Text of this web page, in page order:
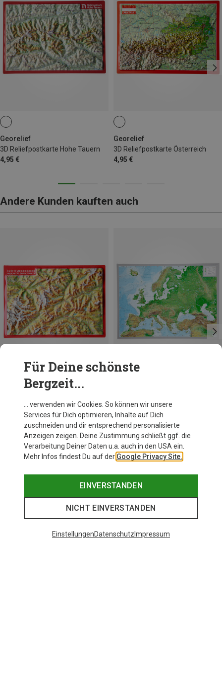
Georelief
3D Reliefpostkarte Hohe Tauern
4,95 €
Georelief
3D Reliefpostkarte Österreich
4,95 €
Andere Kunden kauften auch
Georelief
3D Reliefpostkarte Gotthardregion
Georelief
3D Reliefkarte Europa
19,95 €
Für Deine schönste
Bergzeit...
… verwenden wir Cookies. So können wir unsere
Services für Dich optimieren, Inhalte auf Dich
zuschneiden und dir entsprechend personalisierte
Anzeigen zeigen. Deine Zustimmung schließt ggf. die
Verarbeitung Deiner Daten u.a. auch in den USA ein.
Mehr Infos findest Du auf der Google Privacy Site.
EINVERSTANDEN
NICHT EINVERSTANDEN
EinstellungenDatenschutz Impressum